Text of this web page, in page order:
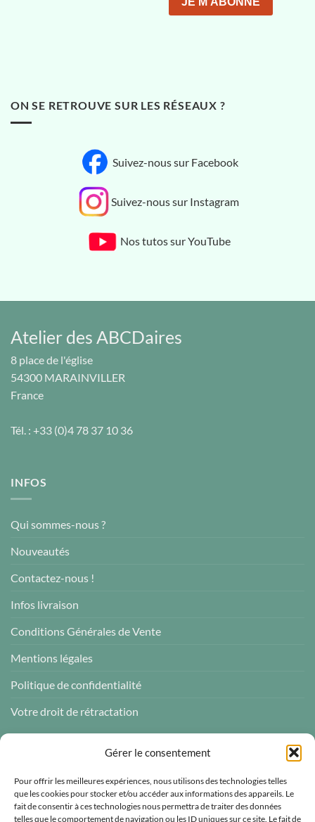
Gérer le consentement
Pour offrir les meilleures expériences, nous utilisons des technologies telles
que les cookies pour stocker et/ou accéder aux informations des appareils. Le
fait de consentir à ces technologies nous permettra de traiter des données
telles que le comportement de navigation ou les ID uniques sur ce site. Le fait de
ON SE RETROUVE SUR LES RÉSEAUX ?
Suivez-nous sur Facebook
Suivez-nous sur Instagram
Nos tutos sur YouTube
Atelier des ABCDaires
8 place de l'église
54300 MARAINVILLER
France
Tél. : +33 (0)4 78 37 10 36
INFOS
Qui sommes-nous ?
Nouveautés
Contactez-nous !
Infos livraison
Conditions Générales de Vente
Mentions légales
Politique de confidentialité
Votre droit de rétractation